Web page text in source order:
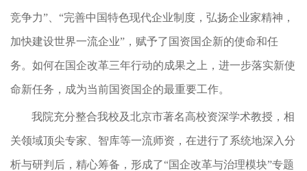
竞争力”、“完善中国特色现代企业制度，弘扬企业家精神，
加快建设世界一流企业”，赋予了国资国企新的使命和任
务。如何在国企改革三年行动的成果之上，进一步落实新使
命新任务，成为当前国资国企的最重要工作。
我院充分整合我校及北京市著名高校资深学术教授，相
关领域顶尖专家、智库等一流师资，在进行了系统地深入分
析与研判后，精心筹备，形成了“国企改革与治理模块”专题